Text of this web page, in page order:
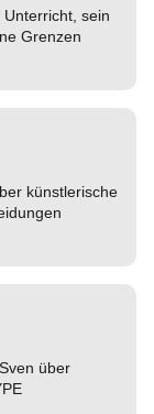
sein
Grenzen
künstlerische
über